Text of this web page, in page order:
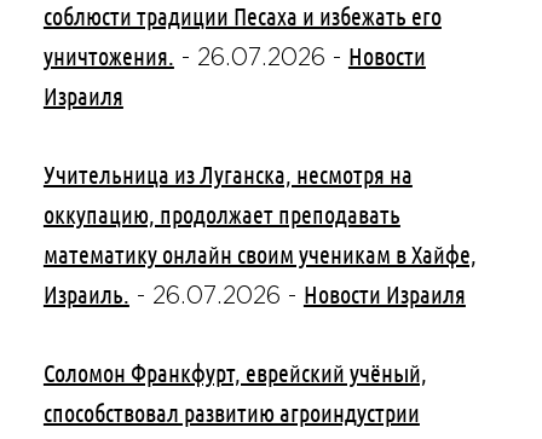
соблюсти традиции Песаха и избежать его
уничтожения. - 26.07.2026 - Новости
Израиля
Учительница из Луганска, несмотря на
оккупацию, продолжает преподавать
математику онлайн своим ученикам в Хайфе,
Израиль. - 26.07.2026 - Новости Израиля
Соломон Франкфурт, еврейский учёный,
способствовал развитию агроиндустрии